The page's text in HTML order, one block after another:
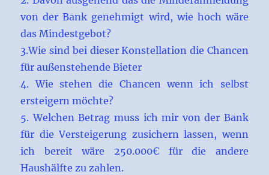
von der Bank genehmigt wird, wie hoch wäre
das Mindestgebot?
3.Wie sind bei dieser Konstellation die Chancen
für außenstehende Bieter
4. Wie stehen die Chancen wenn ich selbst
ersteigern möchte?
5. Welchen Betrag muss ich mir von der Bank
für die Versteigerung zusichern lassen, wenn
ich bereit wäre 250.000€ für die andere
Haushälfte zu zahlen.